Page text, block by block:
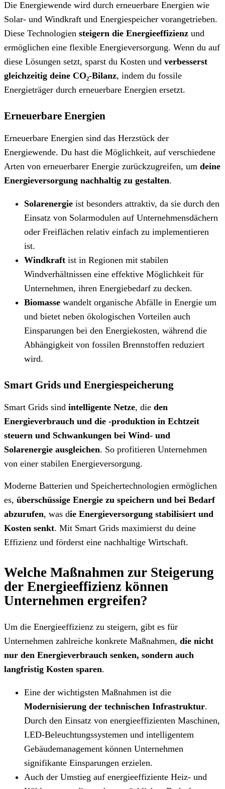
Die Energiewende wird durch erneuerbare Energien wie
Solar- und Windkraft und Energiespeicher vorangetrieben.
Diese Technologien steigern die Energieeffizienz und
ermöglichen eine flexible Energieversorgung. Wenn du auf
diese Lösungen setzt, sparst du Kosten und verbesserst
gleichzeitig deine CO₂-Bilanz, indem du fossile
Energieträger durch erneuerbare Energien ersetzt.
Erneuerbare Energien
Erneuerbare Energien sind das Herzstück der
Energiewende. Du hast die Möglichkeit, auf verschiedene
Arten von erneuerbarer Energie zurückzugreifen, um deine
Energieversorgung nachhaltig zu gestalten.
Solarenergie ist besonders attraktiv, da sie durch den
Einsatz von Solarmodulen auf Unternehmensdächern
oder Freiflächen relativ einfach zu implementieren
ist.
Windkraft ist in Regionen mit stabilen
Windverhältnissen eine effektive Möglichkeit für
Unternehmen, ihren Energiebedarf zu decken.
Biomasse wandelt organische Abfälle in Energie um
und bietet neben ökologischen Vorteilen auch
Einsparungen bei den Energiekosten, während die
Abhängigkeit von fossilen Brennstoffen reduziert
wird.
Smart Grids und Energiespeicherung
Smart Grids sind intelligente Netze, die den
Energieverbrauch und die -produktion in Echtzeit
steuern und Schwankungen bei Wind- und
Solarenergie ausgleichen. So profitieren Unternehmen
von einer stabilen Energieversorgung.
Moderne Batterien und Speichertechnologien ermöglichen
es, überschüssige Energie zu speichern und bei Bedarf
abzurufen, was die Energieversorgung stabilisiert und
Kosten senkt. Mit Smart Grids maximierst du deine
Effizienz und förderst eine nachhaltige Wirtschaft.
Welche Maßnahmen zur Steigerung
der Energieeffizienz können
Unternehmen ergreifen?
Um die Energieeffizienz zu steigern, gibt es für
Unternehmen zahlreiche konkrete Maßnahmen, die nicht
nur den Energieverbrauch senken, sondern auch
langfristig Kosten sparen.
Eine der wichtigsten Maßnahmen ist die
Modernisierung der technischen Infrastruktur.
Durch den Einsatz von energieeffizienten Maschinen,
LED-Beleuchtungssystemen und intelligentem
Gebäudemanagement können Unternehmen
signifikante Einsparungen erzielen.
Auch der Umstieg auf energieeffiziente Heiz- und